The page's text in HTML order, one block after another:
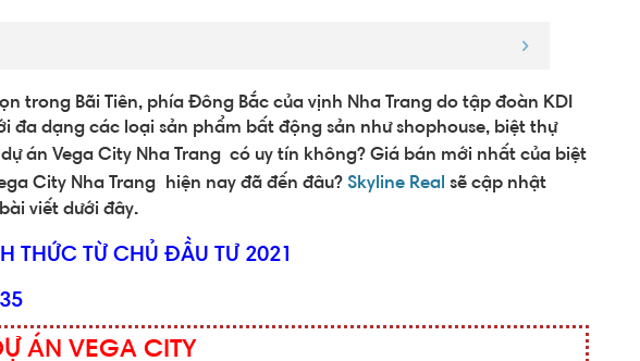
trong Bãi Tiên, phía Đông Bắc của vịnh Nha Trang do tập đoàn KDI
đa dạng các loại sản phẩm bất động sản như shophouse, biệt thự
án Vega City Nha Trang có uy tín không? Giá bán mới nhất của biệt
City Nha Trang hiện nay đã đến đâu? Skyline Real sẽ cập nhật
viết dưới đây.
THỨC TỪ CHỦ ĐẦU TƯ 2021
ÁN VEGA CITY